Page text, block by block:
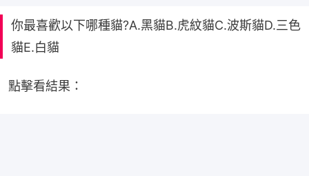
你最喜歡以下哪種貓?A.黑貓B.虎紋貓C.波斯貓D.三色
貓E.白貓
點擊看結果：